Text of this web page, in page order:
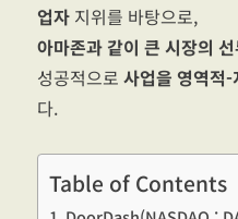
업자 지위를 바탕으로,
아마존과 같이 큰 시장의
성공적으로사업을 영역적
다.
Table of Contents